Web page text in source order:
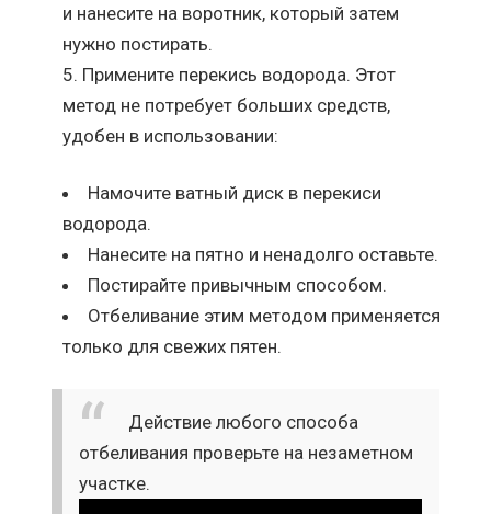
и нанесите на воротник, который затем
нужно постирать.
Примените перекись водорода. Этот
метод не потребует больших средств,
удобен в использовании:
Намочите ватный диск в перекиси
водорода.
Нанесите на пятно и ненадолго оставьте.
Постирайте привычным способом.
Отбеливание этим методом применяется
только для свежих пятен.
Действие любого способа
отбеливания проверьте на незаметном
участке.